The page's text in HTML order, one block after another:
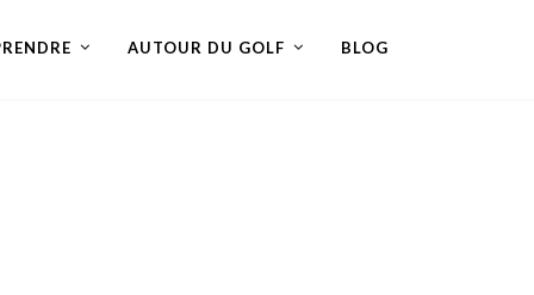
AUTOUR DU GOLF BLOG